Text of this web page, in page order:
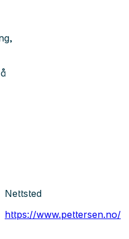
Nettsted
https://www.pettersen.no/